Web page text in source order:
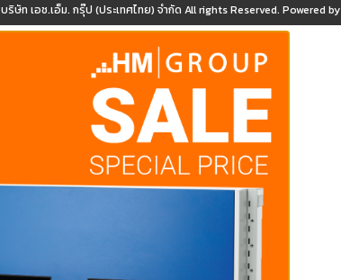
บริษัท เอช.เอ็ม. กรุ๊ป (ประเทศไทย) จำกัด All rights Reserved. Powered by